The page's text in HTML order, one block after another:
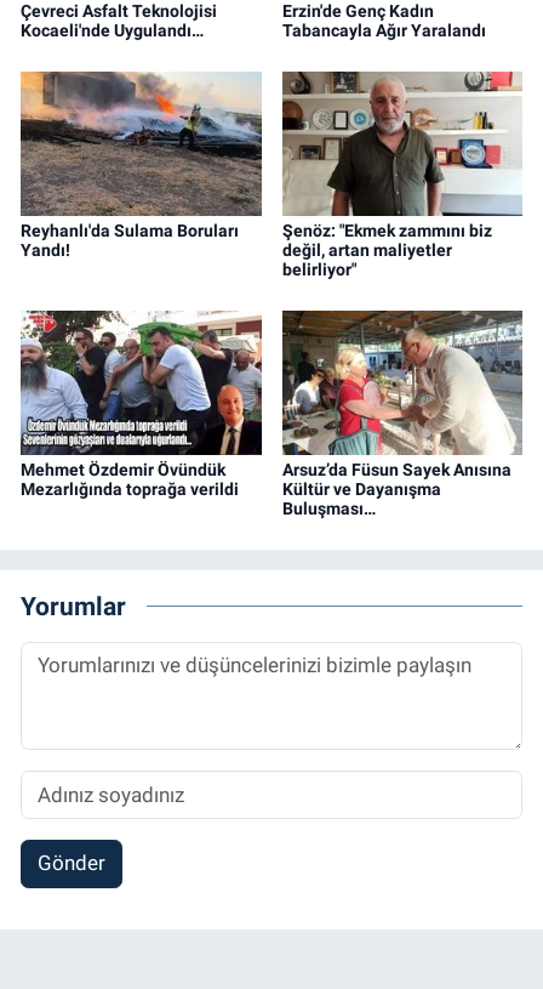
Çevreci Asfalt Teknolojisi
Kocaeli'nde Uygulandı…
Erzin'de Genç Kadın
Tabancayla Ağır Yaralandı
Reyhanlı'da Sulama Boruları
Yandı!
Şenöz: "Ekmek zammını biz
değil, artan maliyetler
belirliyor"
Mehmet Özdemir Övündük
Mezarlığında toprağa verildi
Arsuz’da Füsun Sayek Anısına
Kültür ve Dayanışma
Buluşması…
Yorumlar
Gönder